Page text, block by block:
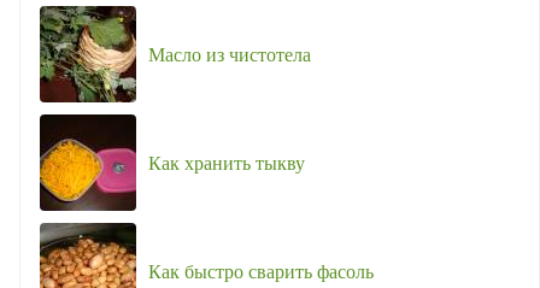
Масло из чистотела
Как хранить тыкву
Как быстро сварить фасоль